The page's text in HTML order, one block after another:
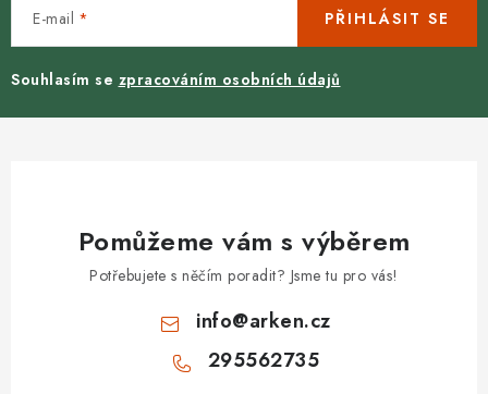
E-mail
Souhlasím se zpracováním osobních údajů
PŘIHLÁSIT SE
Pomůžeme vám s výběrem
Potřebujete s něčím poradit? Jsme tu pro vás!
info@arken.cz
295562735